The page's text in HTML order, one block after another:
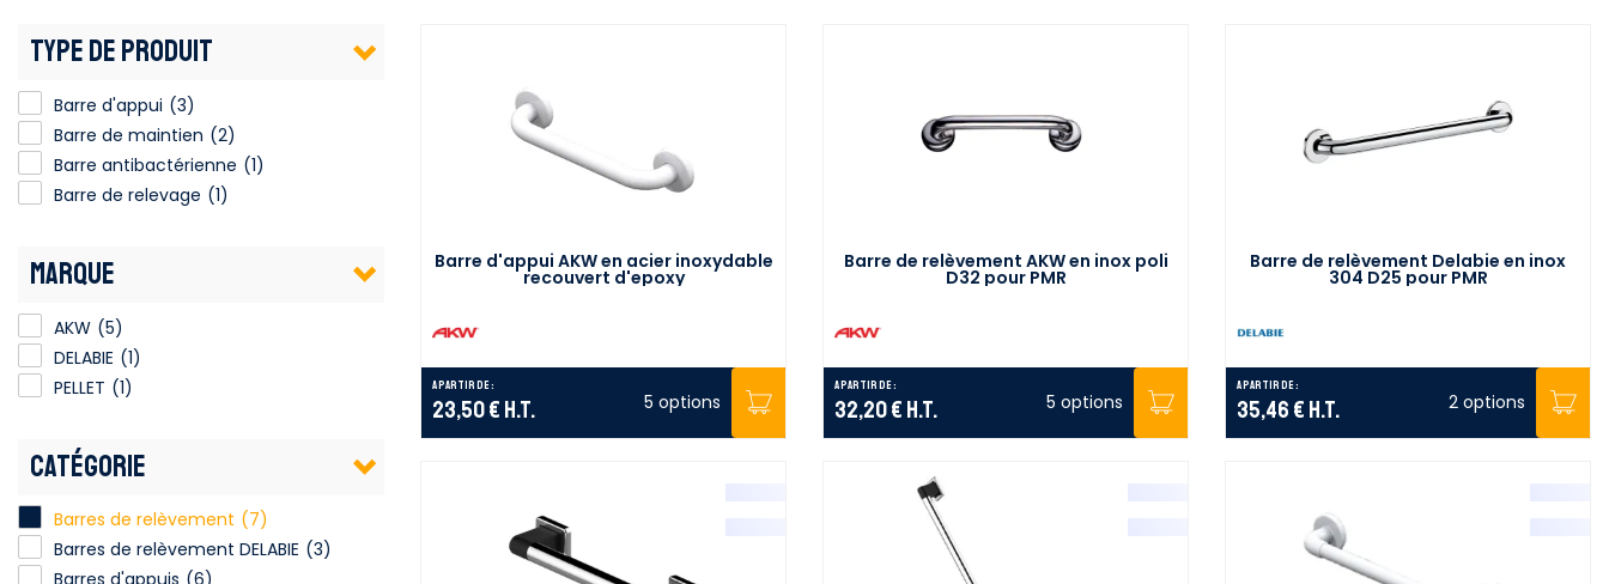
TYPE DE PRODUIT
Barre d'appui (3)
Barre de maintien (2)
Barre antibactérienne (1)
Barre de relevage (1)
MARQUE
AKW (5)
DELABIE (1)
PELLET (1)
CATÉGORIE
Barres de relèvement (7)
Barres de relèvement DELABIE (3)
Barre d'appui AKW en acier inoxydable
recouvert d'epoxy
A partir de :
23,50 € H.T. 5 options
Barre de relèvement AKW en inox poli
D32 pour PMR
A partir de :
32,20 € H.T. 5 options
Barre de relèvement Delabie en inox
304 D25 pour PMR
A partir de :
35,46 € H.T. 2 options